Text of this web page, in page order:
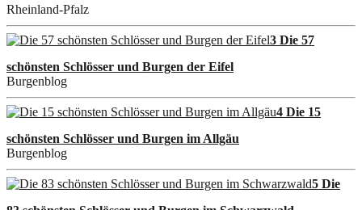
Rheinland-Pfalz
3 Die 57
schönsten Schlösser und Burgen der Eifel
Burgenblog
4 Die 15
schönsten Schlösser und Burgen im Allgäu
Burgenblog
5 Die